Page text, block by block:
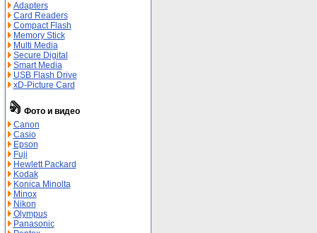
Adapters
Card Readers
Compact Flash
Memory Stick
Multi Media
Secure Digital
Smart Media
USB Flash Drive
xD-Picture Card
Фото и видео
Canon
Casio
Epson
Fuji
Hewlett Packard
Kodak
Konica Minolta
Minox
Nikon
Olympus
Panasonic